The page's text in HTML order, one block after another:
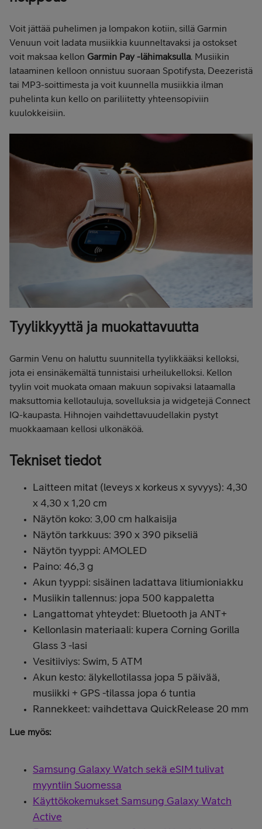
Voit jättää puhelimen ja lompakon kotiin, sillä Garmin
Venuun voit ladata musiikkia kuunneltavaksi ja ostokset
voit maksaa kellon Garmin Pay -lähimaksulla. Musiikin
lataaminen kelloon onnistuu suoraan Spotifysta, Deezeristä
tai MP3-soittimesta ja voit kuunnella musiikkia ilman
puhelinta kun kello on pariliitetty yhteensopiviin
kuulokkeisiin.
Tyylikkyyttä ja muokattavuutta
Garmin Venu on haluttu suunnitella tyylikkääksi kelloksi,
jota ei ensinäkemältä tunnistaisi urheilukelloksi. Kellon
tyylin voit muokata omaan makuun sopivaksi lataamalla
maksuttomia kellotauluja, sovelluksia ja widgetejä Connect
IQ-kaupasta. Hihnojen vaihdettavuudellakin pystyt
muokkaamaan kellosi ulkonäköä.
Tekniset tiedot
Laitteen mitat (leveys x korkeus x syvyys): 4,30
x 4,30 x 1,20 cm
Näytön koko: 3,00 cm halkaisija
Näytön tarkkuus: 390 x 390 pikseliä
Näytön tyyppi: AMOLED
Paino: 46,3 g
Akun tyyppi: sisäinen ladattava litiumioniakku
Musiikin tallennus: jopa 500 kappaletta
Langattomat yhteydet: Bluetooth ja ANT+
Kellonlasin materiaali: kupera Corning Gorilla
Glass 3 -lasi
Vesitiiviys: Swim, 5 ATM
Akun kesto: älykellotilassa jopa 5 päivää,
musiikki + GPS -tilassa jopa 6 tuntia
Rannekkeet: vaihdettava QuickRelease 20 mm
Lue myös:
Samsung Galaxy Watch sekä eSIM tulivat
myyntiin Suomessa
Käyttökokemukset Samsung Galaxy Watch
Active